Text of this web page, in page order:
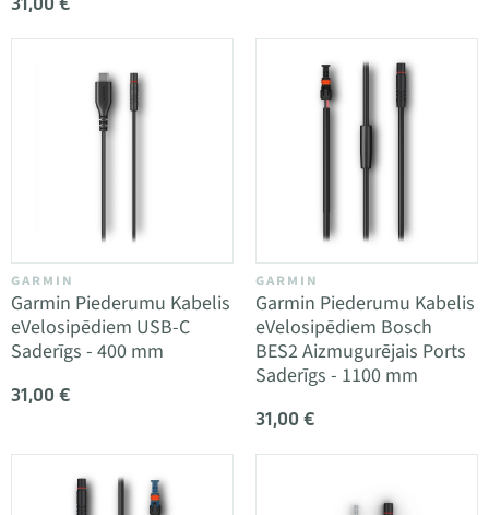
GARMIN
Garmin Piederumu Kabelis
eVelosipēdiem USB-C
Saderīgs - 400 mm
31,00 €
GARMIN
Garmin Piederumu Kabelis
eVelosipēdiem Bosch
BES2 Aizmugurējais Ports
Saderīgs - 1100 mm
31,00 €